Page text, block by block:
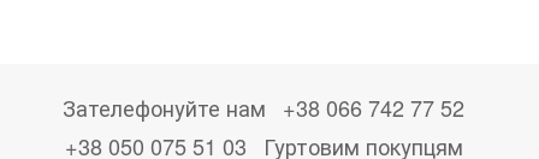
Зателефонуйте нам
+38 066 742 77 52
+38 050 075 51 03
Гуртовим покупцям